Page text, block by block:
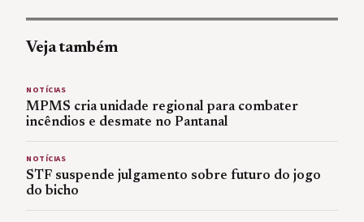
Veja também
NOTÍCIAS
MPMS cria unidade regional para combater
incêndios e desmate no Pantanal
NOTÍCIAS
STF suspende julgamento sobre futuro do jogo
do bicho